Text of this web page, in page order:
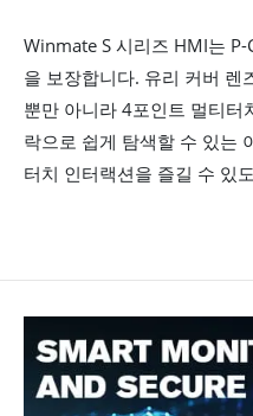
Winmate S 시리즈 HMI는
을 보장합니다. 유리 커버 렌
뿐만 아니라 4포인트 멀티터
락으로 쉽게 탐색할 수 있는
터치 인터랙션을 즐길 수 있